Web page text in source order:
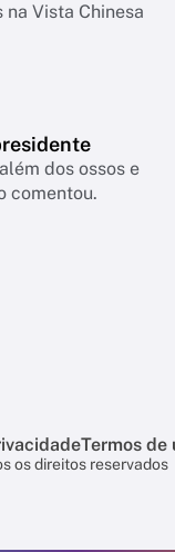
Vista Chinesa
dos ossos e
comentou.
Termos de
os direitos reservados